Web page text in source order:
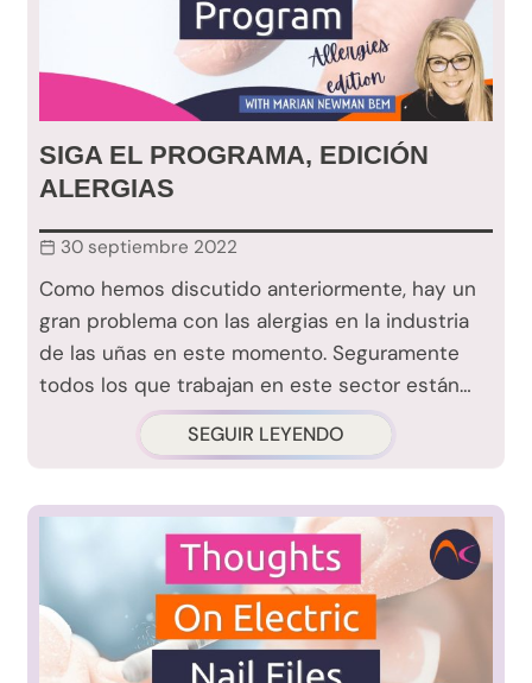
SIGA EL PROGRAMA, EDICIÓN
ALERGIAS
30 septiembre 2022
Como hemos discutido anteriormente, hay un
gran problema con las alergias en la industria
de las uñas en este momento. Seguramente
todos los que trabajan en este sector están…
SEGUIR LEYENDO